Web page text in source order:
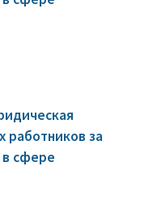
работников за
в сфере